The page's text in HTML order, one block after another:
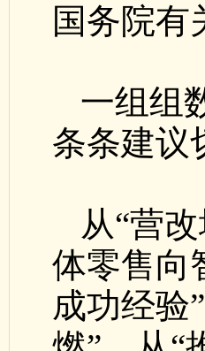
国务院有
一组组
条条建议
从“营
体零售向
成功经验